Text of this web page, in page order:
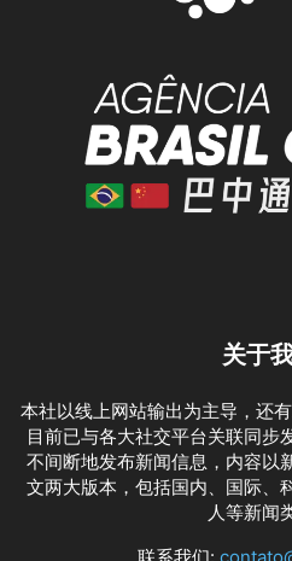
关于
本社以线上网站输出为主导，还
目前已与各大社交平台关联同步
不间断地发布新闻信息，内容以
文两大版本，包括国内、国际、
人等新闻